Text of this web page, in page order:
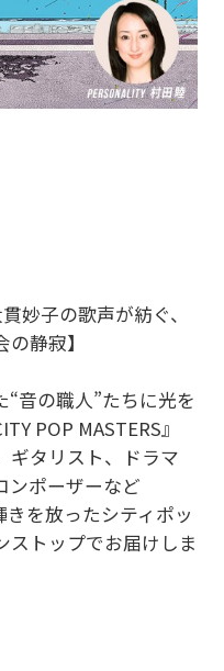
妙子の歌声が紡ぐ、
静寂】
“音の職人”たちに光を
POP MASTERS』
ギタリスト、ドラマ
ンポーザーなど
を放ったシティポッ
ストップでお届けしま